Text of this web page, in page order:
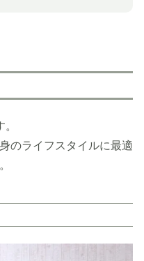
のライフスタイルに最適